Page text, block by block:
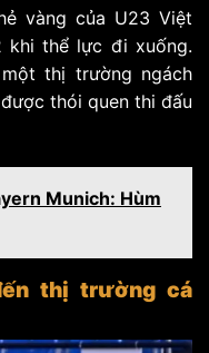
vàng của U23 Việt
khi thể lực đi xuống.
thị trường ngách
thói quen thi đấu
Munich: Hùm
thị trường cá